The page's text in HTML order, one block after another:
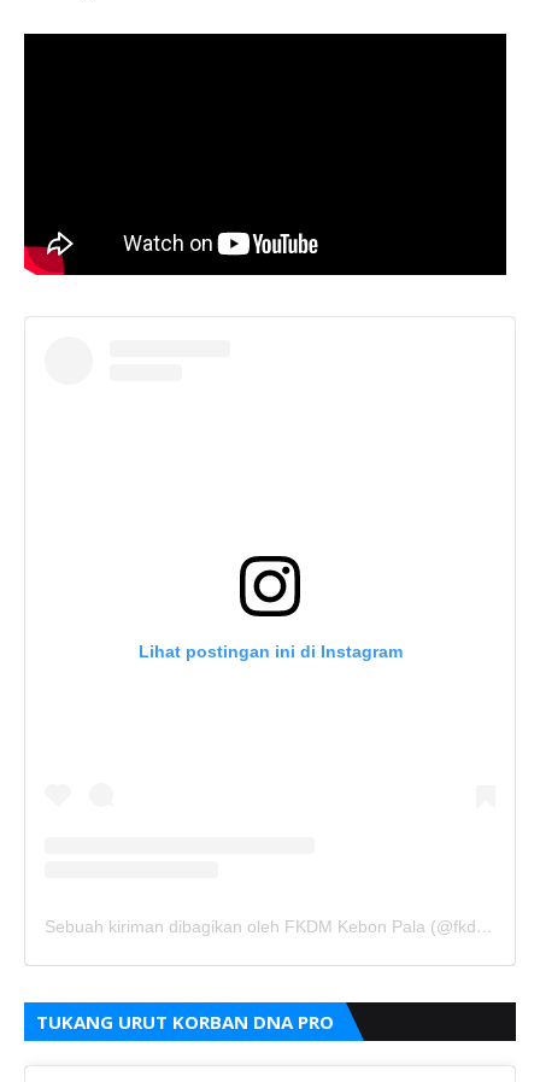
Lihat postingan ini di Instagram
Sebuah kiriman dibagikan oleh FKDM Kebon Pala (@fkdm_kebonpala)
TUKANG URUT KORBAN DNA PRO